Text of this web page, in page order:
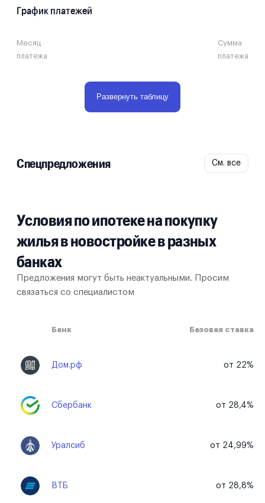
График платежей
Месяц
платежа
Сумма
платежа
Развернуть таблицу
Спецпредложения См. все
Условия по ипотеке на покупку
жилья в новостройке в разных
банках
Предложения могут быть неактуальными. Просим
связаться со специалистом
Банк Базовая ставка
Дом.рф от 22%
Сбербанк от 28,4%
Уралсиб от 24,99%
ВТБ от 28,8%